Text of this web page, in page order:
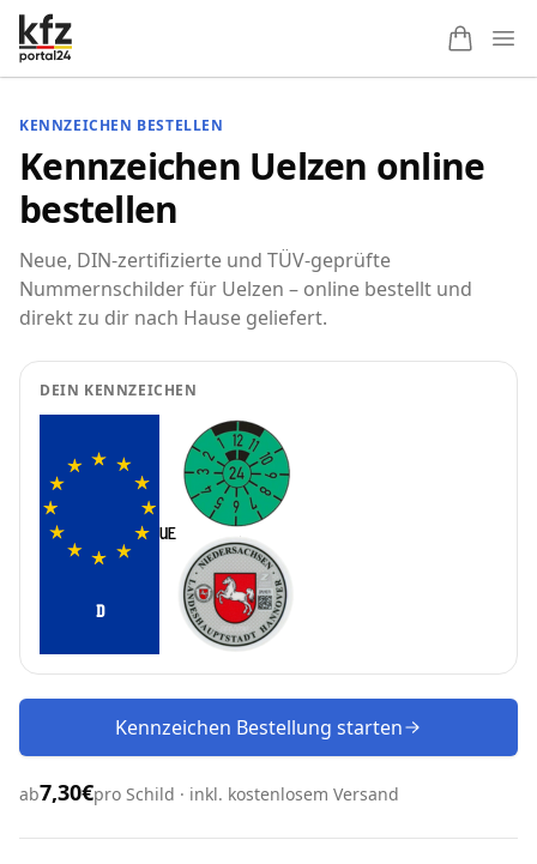
KENNZEICHEN BESTELLEN
Kennzeichen Uelzen online
bestellen
Neue, DIN-zertifizierte und TÜV-geprüfte
Nummernschilder für Uelzen – online bestellt und
direkt zu dir nach Hause geliefert.
DEIN KENNZEICHEN
D
Kennzeichen Bestellung starten
ab7,30€pro Schild · inkl. kostenlosem Versand